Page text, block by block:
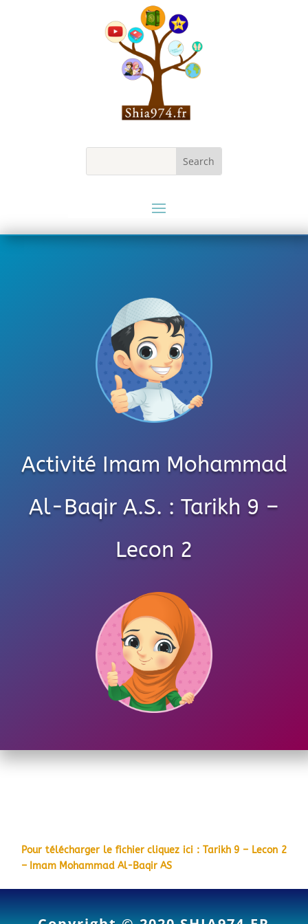
Activité Imam Mohammad
Al-Baqir A.S. : Tarikh 9 –
Lecon 2
Pour télécharger le fichier cliquez ici : Tarikh 9 – Lecon 2
– Imam Mohammad Al-Baqir AS